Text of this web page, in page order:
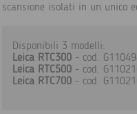
scansione isolati in un unico
Disponibili 3 modelli:
Leica RTC300 - cod.
Leica RTC500 - cod.
Leica RTC700 - cod.